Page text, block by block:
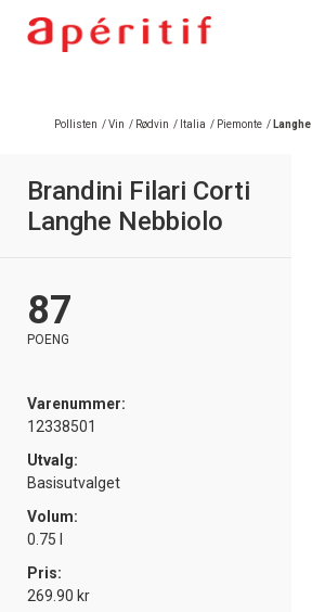
Pollisten /Vin / Rødvin / Italia / Piemonte / Langhe
Brandini Filari Corti
Langhe Nebbiolo
87
POENG
Varenummer:
12338501
Utvalg:
Basisutvalget
Volum:
0.75 l
Pris:
269.90 kr